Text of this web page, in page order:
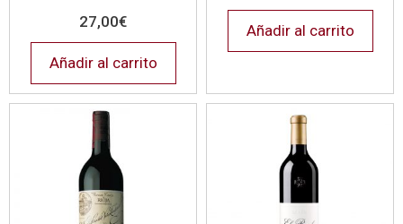
27,00€
Añadir al carrito
Añadir al carrito